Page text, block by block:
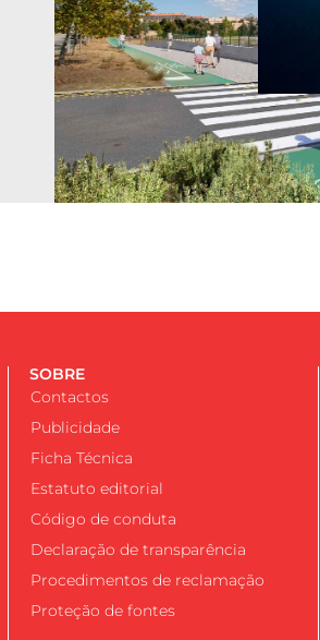
SOBRE
Contactos
Publicidade
Ficha Técnica
Estatuto editorial
Código de conduta
Declaração de transparência
Procedimentos de reclamação
Proteção de fontes